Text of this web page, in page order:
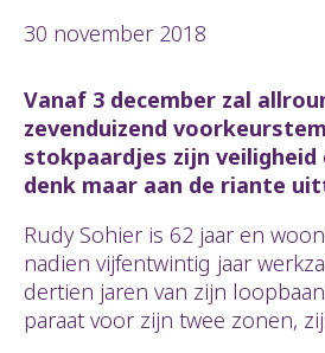
30 november 2018
Vanaf 3 december zal
zevenduizend
stokpaardjes zijn
denk maar aan de riante
Rudy Sohier is 62 jaar en
nadien vijfentwintig jaar
dertien jaren van zijn
paraat voor zijn twee zonen,